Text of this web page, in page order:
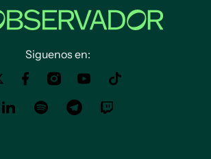
Siguenos en: